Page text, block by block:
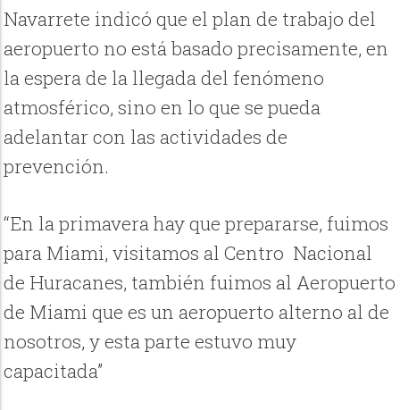
Navarrete indicó que el plan de trabajo del
aeropuerto no está basado precisamente, en
la espera de la llegada del fenómeno
atmosférico, sino en lo que se pueda
adelantar con las actividades de
prevención.
“En la primavera hay que prepararse, fuimos
para Miami, visitamos al Centro Nacional
de Huracanes, también fuimos al Aeropuerto
de Miami que es un aeropuerto alterno al de
nosotros, y esta parte estuvo muy
capacitada”